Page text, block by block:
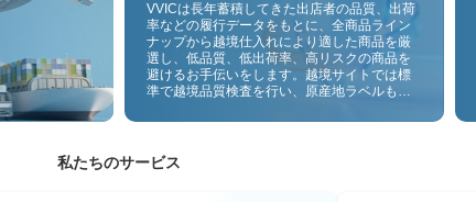
VVICは長年蓄積してきた出店者の品質、出荷
率などの履行データをもとに、全商品ライン
ナップから越境仕入れにより適した商品を厳
選し、低品質、低出荷率、高リスクの商品を
避けるお手伝いをします。越境サイトでは標
準で越境品質検査を行い、原産地ラベルも貼
スのリスクをさらに抑えます。
私たちのサービス